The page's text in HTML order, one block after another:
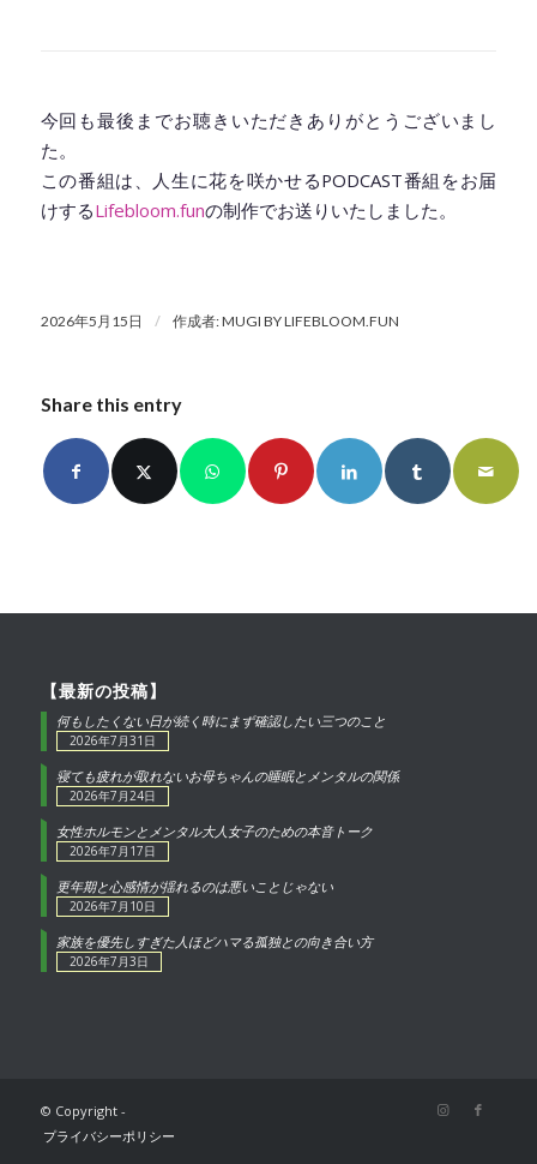
今回も最後までお聴きいただきありがとうございまし
た。
この番組は、人生に花を咲かせるPODCAST番組をお届
けするLifebloom.funの制作でお送りいたしました。
2026年5月15日 / 作成者:MUGI BY LIFEBLOOM.FUN
Share this entry
【最新の投稿】
何もしたくない日が続く時にまず確認したい三つのこと
2026年7月31日
寝ても疲れが取れないお母ちゃんの睡眠とメンタルの関係
2026年7月24日
女性ホルモンとメンタル大人女子のための本音トーク
2026年7月17日
更年期と心感情が揺れるのは悪いことじゃない
2026年7月10日
家族を優先しすぎた人ほどハマる孤独との向き合い方
2026年7月3日
© Copyright -
プライバシーポリシー